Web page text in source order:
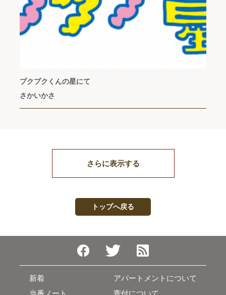
プクプクくんの星にて
さかいかさ
さらに表示する
トップへ戻る
新着
当番ノート
アパートメントについて
寄付について